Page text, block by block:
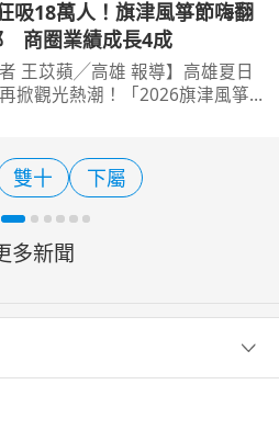
並邀請合作的通路貴族世家、元
與艾加咖分享滴
吸18萬人！旗津風箏節嗨翻
商圈業績成長4成
者 王苡蘋╱高雄 報導】高雄夏日
掀觀光熱潮！「2026旗津風箏
旗津海水浴場，不僅巨型風箏、
樂園及夜間表演吸睛
雙十 下屬
多新聞